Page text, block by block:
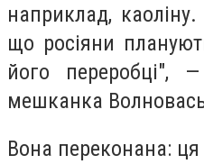
наприклад,
що росіяни
його переробці",
мешканка
Вона переконана: ця